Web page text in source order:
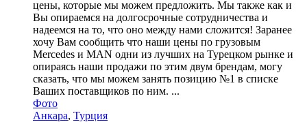
цены, которые мы можем предложить. Мы также как и
Вы опираемся на долгосрочные сотрудничества и
надеемся на то, что оно между нами сложится! Заранее
хочу Вам сообщить что наши цены по грузовым
Mercedes и MAN одни из лучших на Турецком рынке и
опираясь наши продажи по этим двум брендам, могу
сказать, что мы можем занять позицию №1 в списке
Ваших поставщиков по ним. ...
Фото
Анкара, Турция